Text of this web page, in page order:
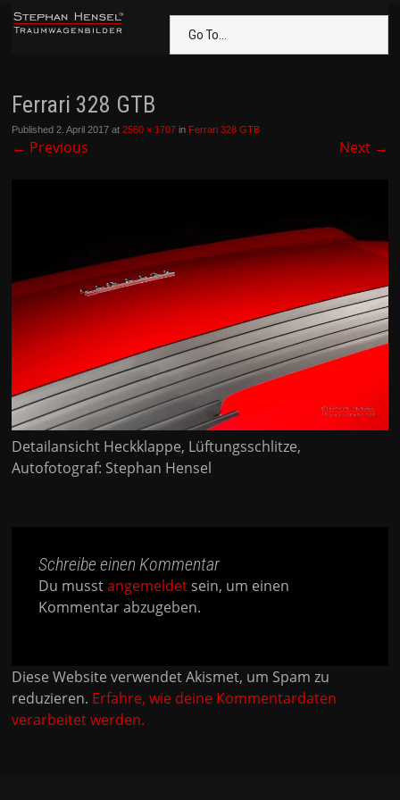
Go To...
Ferrari 328 GTB
Published2. April 2017 at2560 × 1707 in Ferrari 328 GTB
← Previous Next →
Detailansicht Heckklappe, Lüftungsschlitze,
Autofotograf: Stephan Hensel
Schreibe einen Kommentar
Du musstangemeldet sein, um einen
Kommentar abzugeben.
Diese Website verwendet Akismet, um Spam zu
reduzieren. Erfahre, wie deine Kommentardaten
verarbeitet werden.